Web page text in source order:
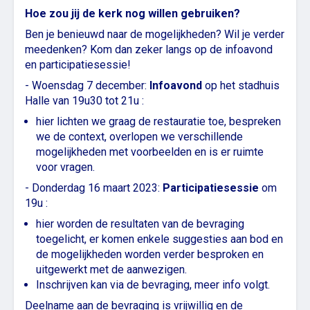
Hoe zou jij de kerk nog willen gebruiken?
Ben je benieuwd naar de mogelijkheden? Wil je verder
meedenken? Kom dan zeker langs op de infoavond
en participatiesessie!
- Woensdag 7 december: Infoavond op het stadhuis
Halle van 19u30 tot 21u :
hier lichten we graag de restauratie toe, bespreken
we de context, overlopen we verschillende
mogelijkheden met voorbeelden en is er ruimte
voor vragen.
- Donderdag 16 maart 2023: Participatiesessie om
19u :
hier worden de resultaten van de bevraging
toegelicht, er komen enkele suggesties aan bod en
de mogelijkheden worden verder besproken en
uitgewerkt met de aanwezigen.
Inschrijven kan via de bevraging, meer info volgt.
Deelname aan de bevraging is vrijwillig en de